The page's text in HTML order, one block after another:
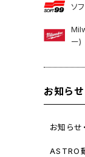
ソ
ー)
お知らせ
お知らせ
ASTRO